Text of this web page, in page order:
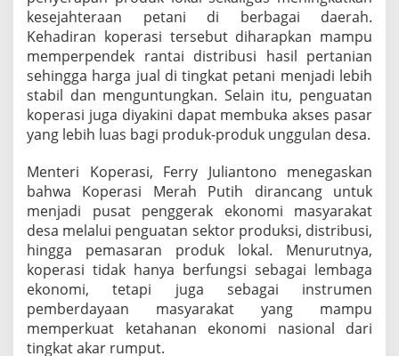
P
r
o
d
u
k
L
a
l
a
K
e
s
j
a
kesejahteraan petani di berbagai daerah.
Kehadiran koperasi tersebut diharapkan mampu
memperpendek rantai distribusi hasil pertanian
sehingga harga jual di tingkat petani menjadi lebih
stabil dan menguntungkan. Selain itu, penguatan
koperasi juga diyakini dapat membuka akses pasar
yang lebih luas bagi produk-produk unggulan desa.
Menteri Koperasi, Ferry Juliantono menegaskan
bahwa Koperasi Merah Putih dirancang untuk
menjadi pusat penggerak ekonomi masyarakat
desa melalui penguatan sektor produksi, distribusi,
hingga pemasaran produk lokal. Menurutnya,
koperasi tidak hanya berfungsi sebagai lembaga
ekonomi, tetapi juga sebagai instrumen
pemberdayaan masyarakat yang mampu
memperkuat ketahanan ekonomi nasional dari
tingkat akar rumput.